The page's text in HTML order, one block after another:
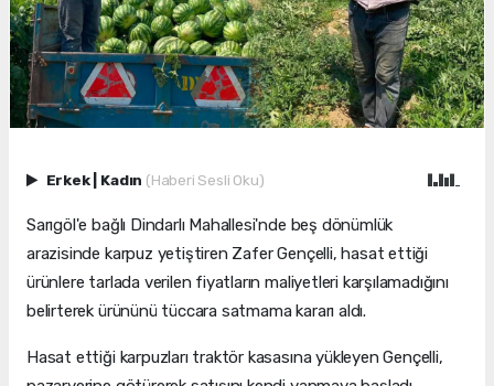
Erkek Kadın (Haberi Sesli Oku)
Sarıgöl'e bağlı Dindarlı Mahallesi'nde beş dönümlük
arazisinde karpuz yetiştiren Zafer Gençelli, hasat ettiği
ürünlere tarlada verilen fiyatların maliyetleri karşılamadığını
belirterek ürününü tüccara satmama kararı aldı.
Hasat ettiği karpuzları traktör kasasına yükleyen Gençelli,